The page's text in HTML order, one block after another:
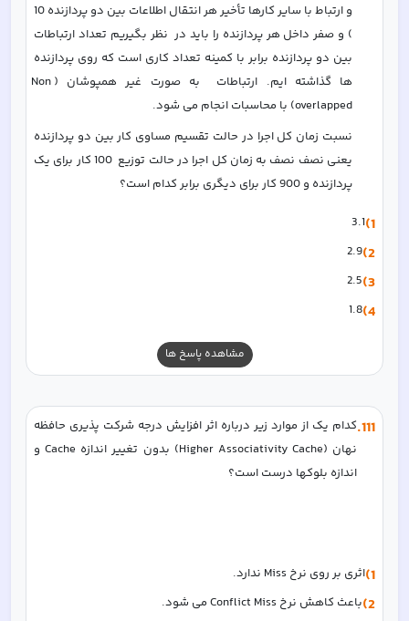
ها گذاشته ایم. ارتباطات  به صورت غیر همپوشان (Non
overlapped) با محاسبات انجام می شود.
پردازنده و 900 کار برای دیگری برابر کدام است؟
1)
3.1
2)
2.9
3)
2.5
4)
1.8
مشاهده پاسخ ها
111
.
اندازه بلوکها درست است؟
1) اثری بر روی نرخ Miss ندارد.
2) باعث کاهش نرخ Conflict Miss می شود.